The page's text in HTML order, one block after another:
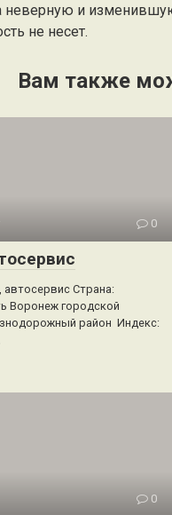
неверную и
не несет.
Вам также
0
автосервис Страна:
Воронеж городской
район Индекс:
0